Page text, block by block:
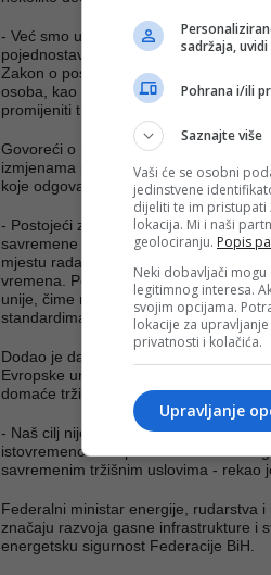
- Već smo usvojili izmjene Zakona o
pojednostavili procedure angažovanja
Zakon o posredovanju u zapošljavanju
osoba, kao i novi Zakon o radu. Riječ
promijeniti tržište rada u Federaciji BiH
Govoreći o novom Zakonu o radu,
izmjenama postojećeg zakona, već o
koje odgovara savremenim
- Postojeći zakon više ne prati
savremene oblike rada, uključujući rad
mjestu rada, te donosi rješenja koja
vremena. Posebno je važno da smo u
unije, čime naše zakonodavstvo
standardima - istakao je Delić.
Dodao je da je tokom pripreme zakona
Evropske unije i država regiona kako
domaće tržište rada.
- Naš cilj nije bio tražiti kompromise
istovremeno štititi prava radnika i
savremenim tržišnim uslovima - rekao
Federalni ministar energije, rudarstva
značaju razvoja gasne infrastrukture i
energetsku sigurnost Federacije BiH.
sadržaja,
Pohrana i/ili
Saznajte više
Vaši će se osobni
jedinstvene
dijeliti te im
lokacija. Mi i naši
geolociranju. Popis
Neki dobavljači
legitimnog interesa.
svojim opcijama.
lokacije za
privatnosti i kolačića.
Upravljanje